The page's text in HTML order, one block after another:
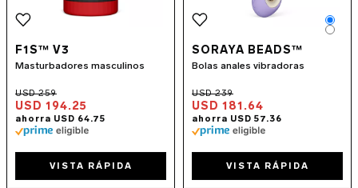
F1S™ V3
Masturbadores masculinos
USD 194.25
VISTA RÁPIDA
SORAYA BEADS™
Bolas anales vibradoras
USD 181.64
VISTA RÁPIDA